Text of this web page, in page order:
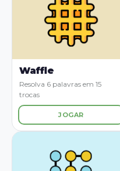
Waffle
Resolva 6 palavras em 15
trocas
JOGAR